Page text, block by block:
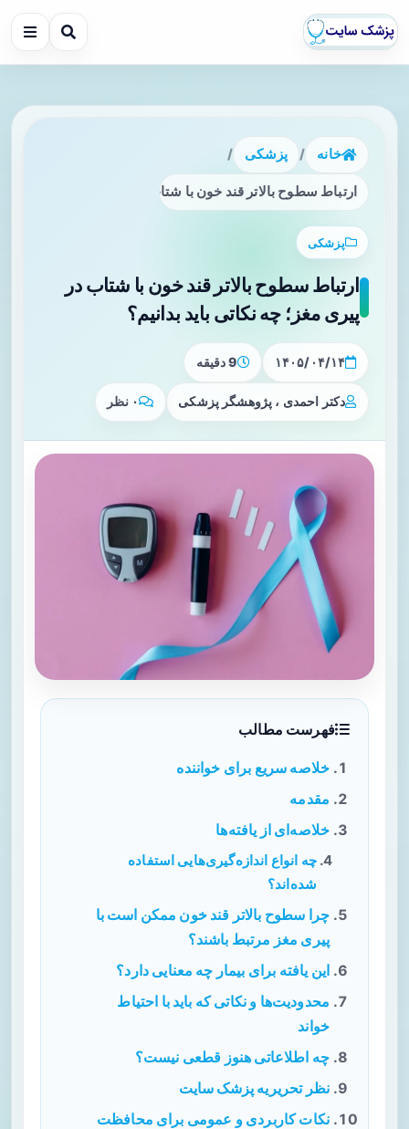
خانه / پزشکی /
ارتباط سطوح بالاتر قند خون با شتاب در پیری مغز؛ چه نکاتی
پزشکی
ارتباط سطوح بالاتر قند خون با شتاب در
پیری مغز؛ چه نکاتی باید بدانیم؟
۱۴۰۵/۰۴/۱۴ 9 دقیقه
دکتر احمدی ، پژوهشگر پزشکی ۰ نظر
فهرست مطالب
خلاصه سریع برای خواننده
مقدمه
خلاصه‌ای از یافته‌ها
چه انواع اندازه‌گیری‌هایی استفاده
شده‌اند؟
چرا سطوح بالاتر قند خون ممکن است با
پیری مغز مرتبط باشند؟
این یافته برای بیمار چه معنایی دارد؟
محدودیت‌ها و نکاتی که باید با احتیاط
خواند
چه اطلاعاتی هنوز قطعی نیست؟
نظر تحریریه پزشک سایت
نکات کاربردی و عمومی برای محافظت